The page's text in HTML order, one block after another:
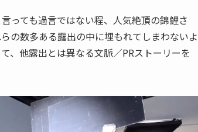
っても過言ではない程、人気絶頂の錦鯉さ
の数多ある露出の中に埋もれてしまわないよ
、他露出とは異なる文脈／PRストーリーを